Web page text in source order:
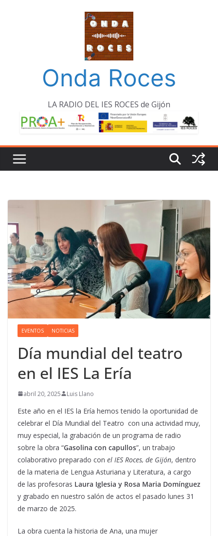
Onda Roces
LA RADIO DEL IES ROCES de Gijón
EVENTOS NOTICIAS
Día mundial del teatro
en el IES La Ería
abril 20, 2025 Luis Llano
Este año en el IES la Ería hemos tenido la oportunidad de
celebrar el Día Mundial del Teatro con una actividad muy,
muy especial, la grabación de un programa de radio
sobre la obra “Gasolina con capullos”, un trabajo
colaborativo preparado con el IES Roces, de Gijón, dentro
de la materia de Lengua Asturiana y Literatura, a cargo
de las profesoras Laura Iglesia y Rosa Maria Domínguez
y grabado en nuestro salón de actos el pasado lunes 31
de marzo de 2025.
La obra cuenta la historia de Ana, una mujer